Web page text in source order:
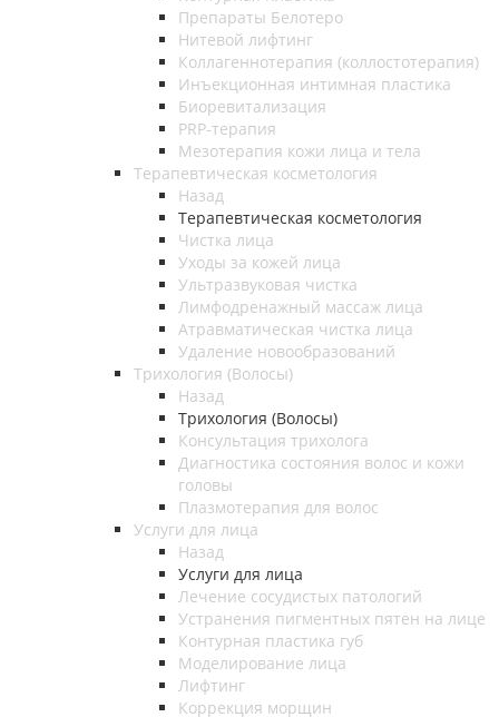
Препараты Белотеро
Нитевой лифтинг
Коллагеннотерапия (коллостотерапия)
Инъекционная интимная пластика
Биоревитализация
PRP-терапия
Мезотерапия кожи лица и тела
Терапевтическая косметология
Назад
Терапевтическая косметология
Чистка лица
Уходы за кожей лица
Ультразвуковая чистка
Лимфодренажный массаж лица
Атравматическая чистка лица
Удаление новообразований
Трихология (Волосы)
Назад
Трихология (Волосы)
Консультация трихолога
Диагностика состояния волос и кожи
головы
Плазмотерапия для волос
Услуги для лица
Назад
Услуги для лица
Лечение сосудистых патологий
Устранения пигментных пятен на лице
Контурная пластика губ
Моделирование лица
Лифтинг
Коррекция морщин